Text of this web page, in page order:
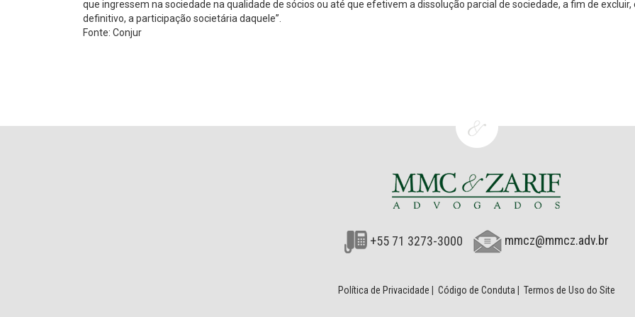
que ingressem na sociedade na qualidade de sócios ou até que efetivem a dissolução parcial de sociedade, a fim de excluir,
definitivo, a participação societária daquele”.
Fonte: Conjur
+55 71 3273-3000 mmcz@mmcz.adv.br
Política de Privacidade Código de Conduta Termos de Uso do Site